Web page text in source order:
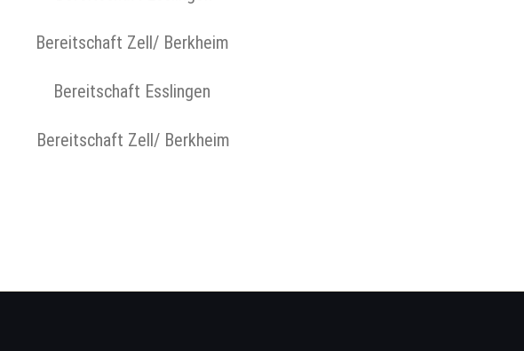
Zell/ Berkheim
Esslingen
Zell/ Berkheim